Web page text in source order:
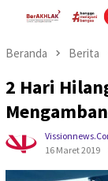
Beranda Berita
2 Hari
16 Maret 2019